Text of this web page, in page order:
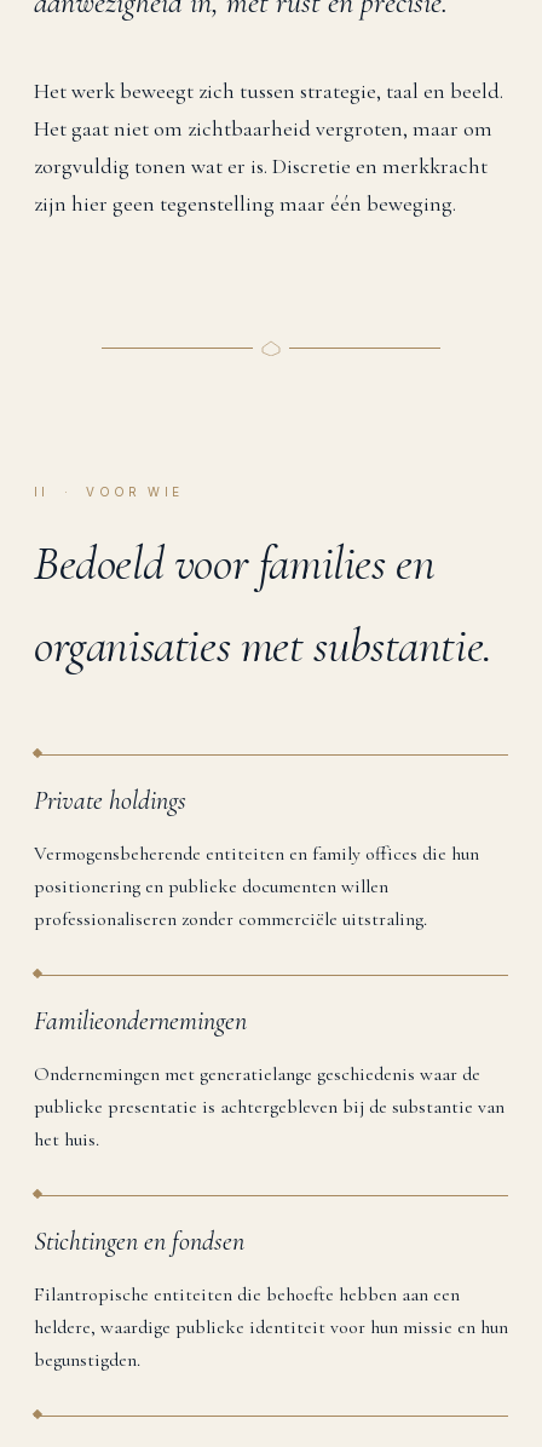
Het werk beweegt zich tussen strategie, taal en beeld.
Het gaat niet om zichtbaarheid vergroten, maar om
zorgvuldig tonen wat er is. Discretie en merkkracht
zijn hier geen tegenstelling maar één beweging.
II · VOOR WIE
Bedoeld voor families en
organisaties met substantie.
Private holdings
Vermogensbeherende entiteiten en family offices die hun
positionering en publieke documenten willen
professionaliseren zonder commerciële uitstraling.
Familieondernemingen
Ondernemingen met generatielange geschiedenis waar de
publieke presentatie is achtergebleven bij de substantie van
het huis.
Stichtingen en fondsen
Filantropische entiteiten die behoefte hebben aan een
heldere, waardige publieke identiteit voor hun missie en hun
begunstigden.